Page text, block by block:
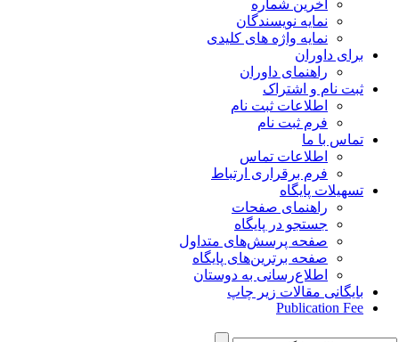
آخرین شماره
نمایه نویسندگان
نمایه واژه های کلیدی
برای داوران
راهنمای داوران
ثبت نام و اشتراک
اطلاعات ثبت نام
فرم ثبت نام
تماس با ما
اطلاعات تماس
فرم برقراری ارتباط
تسهیلات پایگاه
راهنمای صفحات
جستجو در پایگاه
صفحه پرسش‌های متداول
صفحه برترین‌های پایگاه
اطلاع‌رسانی به دوستان
بایگانی مقالات زیر چاپ
Publication Fee